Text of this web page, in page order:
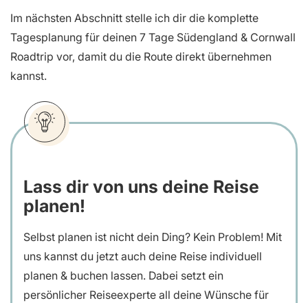
Im nächsten Abschnitt stelle ich dir die komplette
Tagesplanung für deinen 7 Tage Südengland & Cornwall
Roadtrip vor, damit du die Route direkt übernehmen
kannst.
Lass dir von uns deine Reise
planen!
Selbst planen ist nicht dein Ding? Kein Problem! Mit
uns kannst du jetzt auch deine Reise individuell
planen & buchen lassen. Dabei setzt ein
persönlicher Reiseexperte all deine Wünsche für